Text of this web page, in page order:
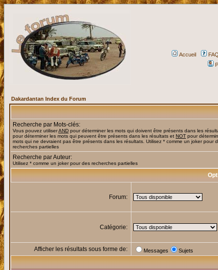
Accueil
Dakardantan Index du Forum
Recherche par Mots-clés:
Vous pouvez utiliserAND pour déterminer les mots qui doivent être présents dans les
pour déterminer les mots qui peuvent être présents dans les résultats et NOT pour
mots qui ne devraient pas être présents dans les résultats. Utilisez * comme un joker pour
recherches partielles
Recherche par Auteur:
Utilisez * comme un joker pour des recherches partielles
Forum:
Catégorie:
Afficher les résultats sous forme de: Messages Sujets